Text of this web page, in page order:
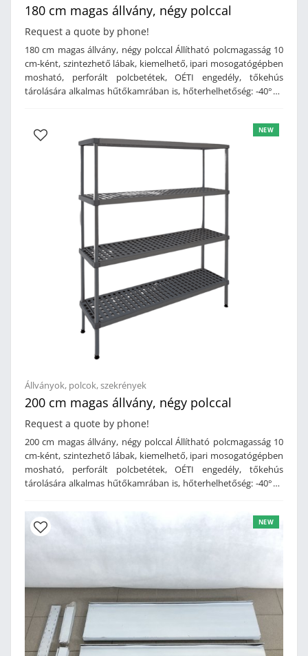
180 cm magas állvány, négy polccal
Request a quote by phone!
180 cm magas állvány, négy polccal Állítható polcmagasság 10
cm-ként, szintezhető lábak, kiemelhető, ipari mosogatógépben
mosható, perforált polcbetétek, OÉTI engedély, tőkehús
tárolására alkalmas hűtőkamrában is, hőterhelhetőség: -40°C -
Olaszország.
Állványok, polcok, szekrények
200 cm magas állvány, négy polccal
Request a quote by phone!
200 cm magas állvány, négy polccal Állítható polcmagasság 10
cm-ként, szintezhető lábak, kiemelhető, ipari mosogatógépben
mosható, perforált polcbetétek, OÉTI engedély, tőkehús
tárolására alkalmas hűtőkamrában is, hőterhelhetőség: -40°C -
és keresztmerevítők, polipropilén polcbetétek, származási hely:
Olaszország.
NEW
NEW